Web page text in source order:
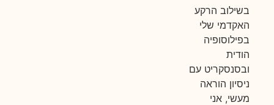
בשילוב הרקע
האקדמי שלי
בפילוסופיה
הודית
ובסנסקריט עם
ניסיון הוראה
מעשי, אני